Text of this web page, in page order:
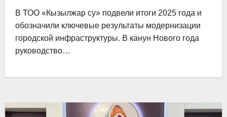
В ТОО «Кызылжар су» подвели итоги 2025 года и
обозначили ключевые результаты модернизации
городской инфраструктуры. В канун Нового года
руководство…